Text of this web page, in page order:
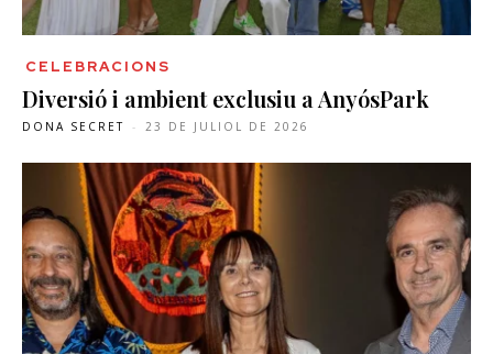
CELEBRACIONS
Diversió i ambient exclusiu a AnyósPark
DONA SECRET - 23 DE JULIOL DE 2026